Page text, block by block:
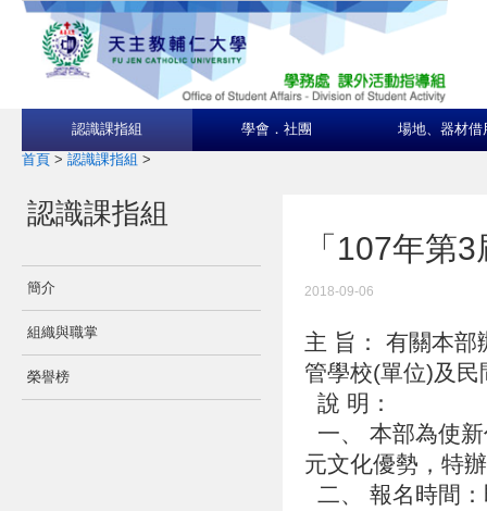
認識課指組 學會．社團 場地、器材借
首頁 > 認識課指組 >
認識課指組
簡介
組織與職掌
榮譽榜
「107年第
2018-09-06
主 旨： 有關本部
管學校(單位)及
說 明：
一、 本部為使
元文化優勢，特
二、 報名時間